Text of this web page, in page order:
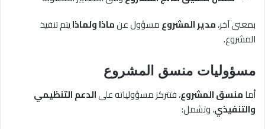
بمعنى آخر،مدير المشروعمسؤول عنماذا ولماذايتم تنفيذ
المشروع.
مسؤوليات منسق المشروع
أمامنسق المشروع، فتتركز مسؤولياته علىالدعم التنظيمي
والتنفيذي، وتشمل: